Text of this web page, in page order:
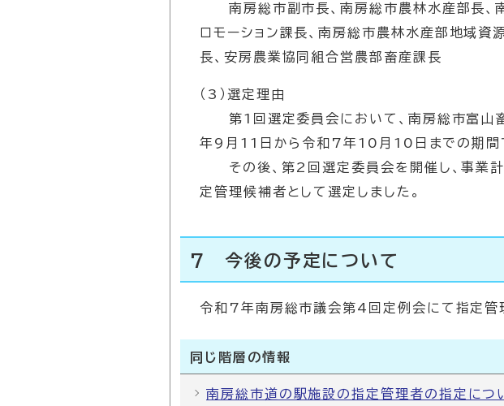
南房総市副市長、南房総市農林水産部長、
ロモーション課長、南房総市農林水産部地域
長、安房農業協同組合営農部畜産課長
（3）選定理由
第1回選定委員会において、南房総市富山畜
年9月11日から令和7年10月10日までの期間
その後、第2回選定委員会を開催し、事業計
定管理候補者として選定しました。
7 今後の予定について
令和7年南房総市議会第4回定例会にて指定管
同じ階層の情報
南房総市道の駅施設の指定管理者の指定につ